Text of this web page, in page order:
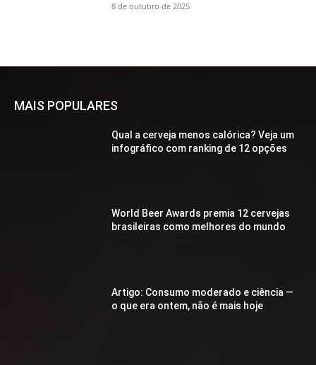
8 de outubro de 2025
MAIS POPULARES
Qual a cerveja menos calórica? Veja um
infográfico com ranking de 12 opções
World Beer Awards premia 12 cervejas
brasileiras como melhores do mundo
Artigo: Consumo moderado e ciência —
o que era ontem, não é mais hoje